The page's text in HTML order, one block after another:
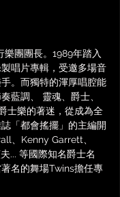
團團長。1989年踏入
唱片專輯，受邀多場音
。而獨特的渾厚唱腔能
藍調、 靈魂、爵士、
士樂的著迷，從成為全
「都會搖擺」的主編開
、Kenny Garrett、
... 等國際知名爵士名
名的舞場Twins擔任專